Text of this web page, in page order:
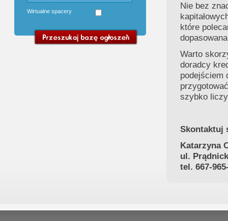
Wirtualne spacery
Nie bez
które
Warto
doradcy
podejściem
szybko
Skontaktuj
Katarzyna
ul.
tel. 667-